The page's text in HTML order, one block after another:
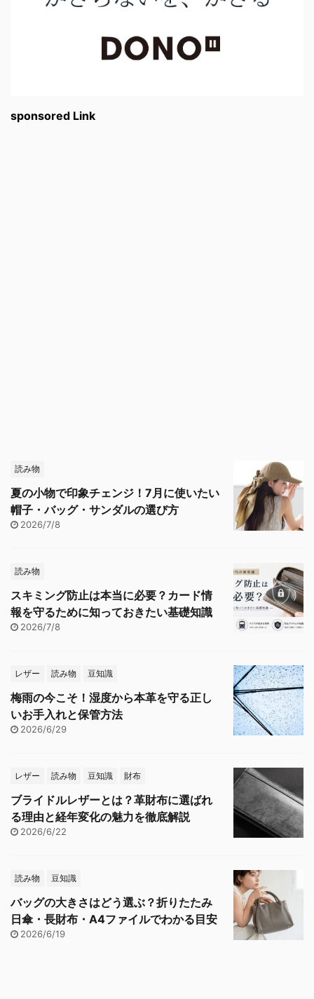
sponsored Link
読み物
夏の小物で印象チェンジ！7月に使いたい
帽子・バッグ・サンダルの選び方
2026/7/8
読み物
スキミング防止は本当に必要？カード情
報を守るために知っておきたい基礎知識
2026/7/8
レザー 読み物 豆知識
梅雨の今こそ！湿度から本革を守る正し
いお手入れと保管方法
2026/6/29
レザー 読み物 豆知識 財布
ブライドルレザーとは？革財布に選ばれ
る理由と経年変化の魅力を徹底解説
2026/6/22
読み物 豆知識
バッグの大きさはどう選ぶ？折りたたみ
日傘・長財布・A4ファイルでわかる目安
2026/6/19